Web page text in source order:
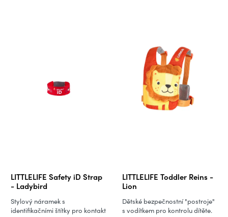
LITTLELIFE Safety iD Strap
- Ladybird
Stylový náramek s
identifikačními štítky pro kontakt
LITTLELIFE Toddler Reins -
Lion
Dětské bezpečnostní "postroje"
s vodítkem pro kontrolu dítěte.